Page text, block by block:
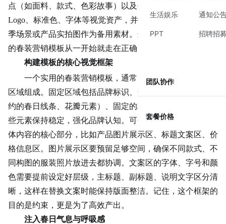
生活娱乐
PPT
通知公
招聘招
团队协作
套餐价格
点（如面料、款式、色彩故事）以及促销信息。收集好品牌
Logo、标准色、字体等视觉资产，并准备几套高质量的春
季场景或产品实拍图作为备用素材。这些前期工作能确保你
的春装营销模板从一开始就走在正确的方向上。
构建模板的核心视觉框架
一个实用的春装营销模板，通常由几个固定区域和可变
区域组成。固定区域包括品牌标识、季节性主题装饰（如简
约的春日线条、花瓣元素）、固定的标语或二维码位置。这
些元素保持稳定，强化品牌认知。可变区域则是留给每期具
体内容的核心部分，比如产品图片展示区、标题文案区、价
格信息区。图片展示区要预留足够空间，确保不同款式、不
同构图的服装照片放进去都协调。文案区的字体、字号和颜
色需要提前设定好层级，主标题、副标题、说明文字区分清
晰，这样在替换文案时能保持版面整洁。记住，这个框架的
目的是约束，更是为了高效产出。
注入春日气息与呼吸感